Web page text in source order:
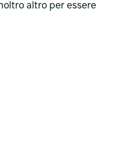
altro per essere